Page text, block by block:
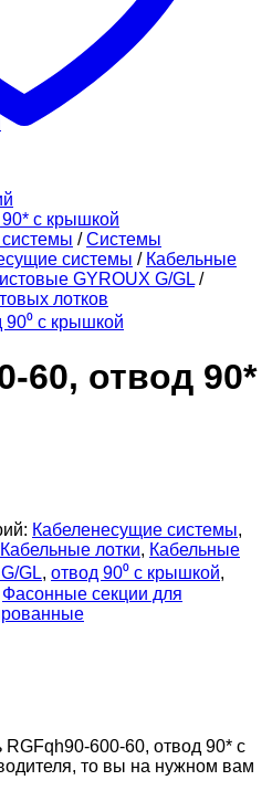
/ Системы
системы / Кабельные
GYROUX G/GL /
лотков
90⁰ с крышкой
60, отвод 90*
Кабеленесущие системы,
Кабельные лотки, Кабельные
GL, отвод 90⁰ с крышкой,
Фасонные секции для
RGFqh90-600-60, отвод 90* с
то вы на нужном вам